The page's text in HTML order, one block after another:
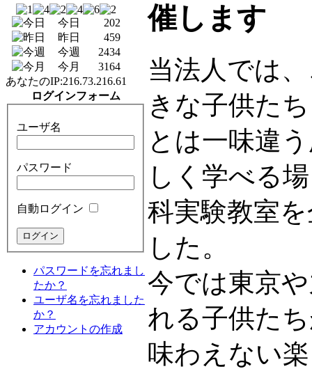
今日
202
昨日
459
今週
2434
今月
3164
あなたのIP:216.73.216.61
ログインフォーム
ユーザ名
パスワード
自動ログイン
パスワードを忘れまし
たか？
ユーザ名を忘れました
か？
アカウントの作成
催します
当法人では
きな子供た
とは一味違
しく学べる
科実験教室
した。
今では東京
れる子供た
味わえない